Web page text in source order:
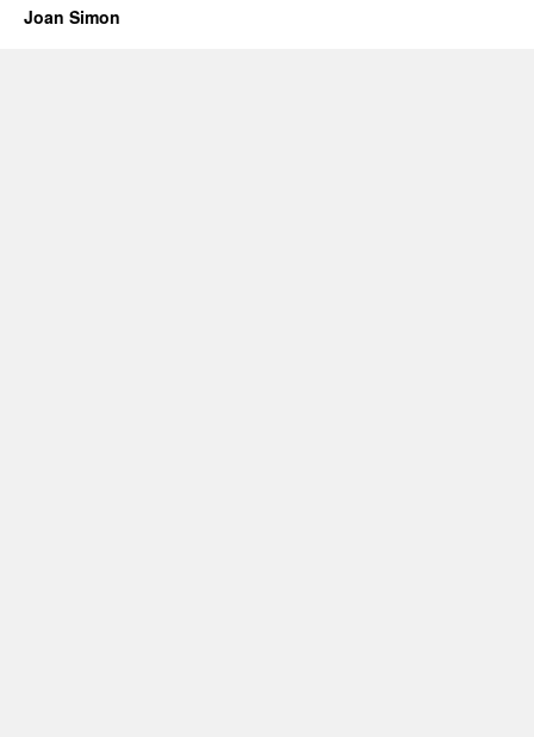
Joan Simon